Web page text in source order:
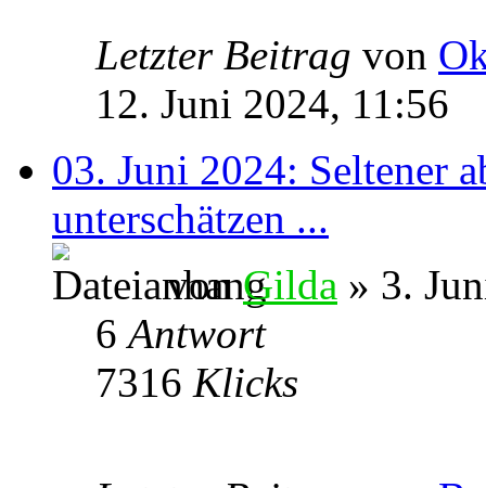
Letzter Beitrag von
12. Juni 2024, 11:56
03. Juni 2024: Seltener
unterschätzen ...
vonGilda » 3.
6Antwort
7316 Klicks